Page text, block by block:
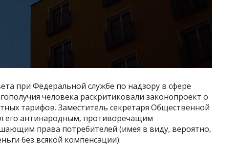
при Федеральной службе по надзору в сфере
человека раскритиковали законопроект о
тарифов. Заместитель секретаря Общественной
его антинародным, противоречащим
права потребителей (имея в виду, вероятно,
без всякой компенсации).